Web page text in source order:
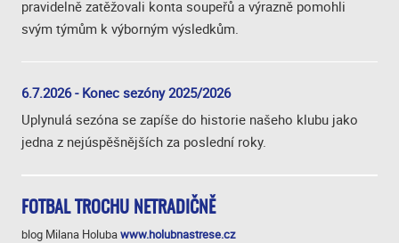
pravidelně zatěžovali konta soupeřů a výrazně pomohli
svým týmům k výborným výsledkům.
6.7.2026 - Konec sezóny 2025/2026
Uplynulá sezóna se zapíše do historie našeho klubu jako
jedna z nejúspěšnějších za poslední roky.
FOTBAL TROCHU NETRADIČNĚ
blog Milana Holubawww.holubnastrese.cz